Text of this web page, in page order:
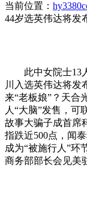
当前位置：
44岁选英伟达将发
此中女院士13人
川入选英伟达将发
来“老板娘”？天合
人“大脑”发售，可
故事大骗子成首席
指跌近500点，闻
成为“被施行人”环
商务部部长会见美